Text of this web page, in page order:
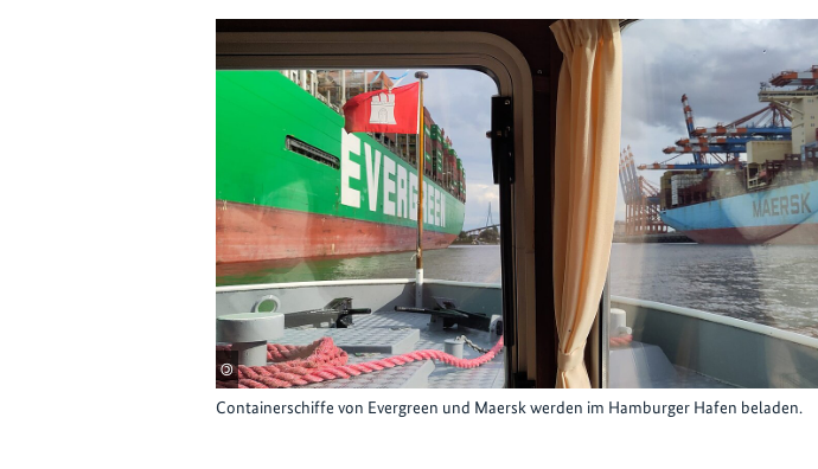
©
Containerschiffe von Evergreen und Maersk werden im Hamburger Hafen beladen.